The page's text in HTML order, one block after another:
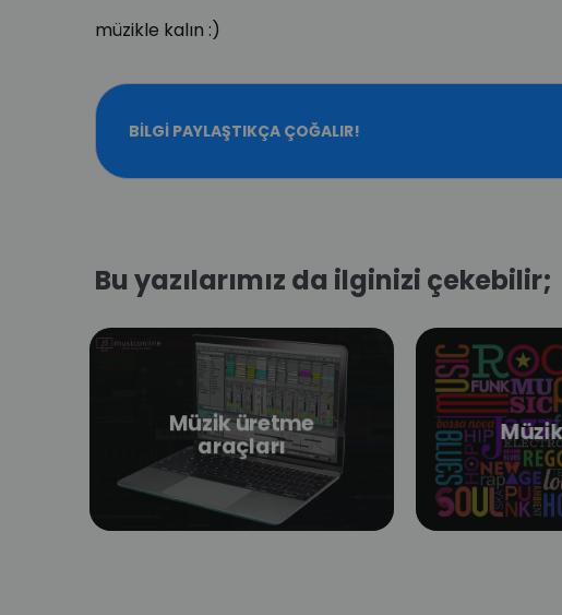
müzikle kalın :)
BILGI PAYLAŞTIKÇA ÇOĞALIR!
Bu yazılarımız da ilginizi çekebilir;
Müzik üretme
araçları